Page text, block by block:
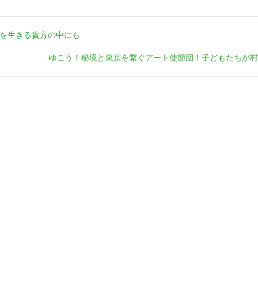
生きる貴方の中にも
次
ゆこう！秘境と東京を繋ぐアート使節団！子どもたちが